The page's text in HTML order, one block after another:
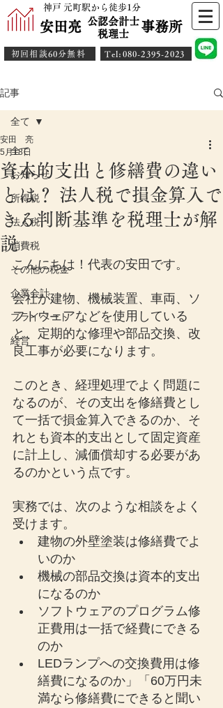
神戸 元町駅から徒歩1分
安田亮 事務所
公認会計士
​税理士
初回相談60分無料 ​Tel:080-2395-2023
記事
全て
お知らせ
所得税
法人税
消費税
その他の税金
企業会計
プライベート
経営
全て
資本的支出と修繕費の違い
とは？ 法人税で損金算入で
きる判断基準を税理士が解
説
安田 亮
5月18日
こんにちは！代表の安田です。
会社が建物、機械装置、車両、ソ
フトウェアなどを使用している
と、定期的な修理や部品交換、改
良工事が必要になります。
このとき、経理処理でよく問題に
なるのが、その支出を修繕費とし
て一括で損金算入できるのか、そ
れとも資本的支出として固定資産
に計上し、減価償却する必要があ
るのかという点です。
実務では、次のような相談をよく
受けます。
建物の外壁塗装は修繕費でよ
いのか
機械の部品交換は資本的支出
になるのか
ソフトウェアのプログラム修
正費用は一括で経費にできる
のか
LEDランプへの交換費用は修
繕費になるのか」「60万円未
満なら修繕費にできると聞い